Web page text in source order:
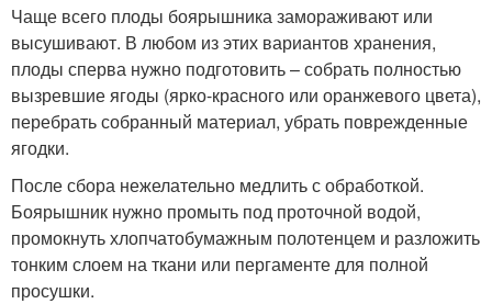
Чаще всего плоды боярышника замораживают или
высушивают. В любом из этих вариантов хранения,
плоды сперва нужно подготовить – собрать полностью
вызревшие ягоды (ярко-красного или оранжевого цвета),
перебрать собранный материал, убрать поврежденные
ягодки.
После сбора нежелательно медлить с обработкой.
Боярышник нужно промыть под проточной водой,
промокнуть хлопчатобумажным полотенцем и разложить
тонким слоем на ткани или пергаменте для полной
просушки.